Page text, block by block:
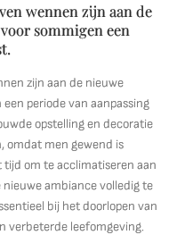
wennen zijn aan de
sommigen een
zijn aan de nieuwe
periode van aanpassing
opstelling en decoratie
omdat men gewend is
tijd om te acclimatiseren aan
ambiance volledig te
bij het doorlopen van
verbeterde leefomgeving.